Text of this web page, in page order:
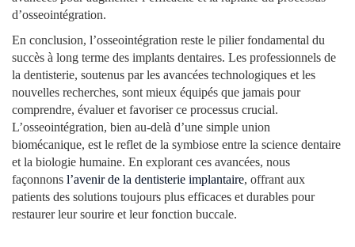
d’osseointégration.
En conclusion, l’osseointégration reste le pilier fondamental du
succès à long terme des implants dentaires. Les professionnels de
la dentisterie, soutenus par les avancées technologiques et les
nouvelles recherches, sont mieux équipés que jamais pour
comprendre, évaluer et favoriser ce processus crucial.
L’osseointégration, bien au-delà d’une simple union
biomécanique, est le reflet de la symbiose entre la science dentaire
et la biologie humaine. En explorant ces avancées, nous
façonnons l’avenir de la dentisterie implantaire, offrant aux
patients des solutions toujours plus efficaces et durables pour
restaurer leur sourire et leur fonction buccale.